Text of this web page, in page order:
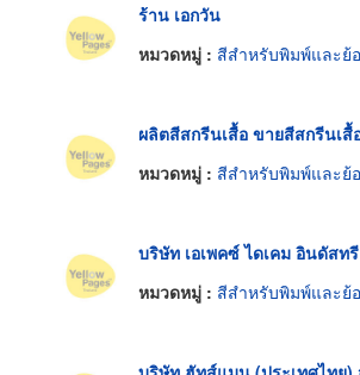
ร้าน เอกวัน
หมวดหมู่ : สีสำหรับพิมพ์และย้
ผลิตสีสกรีนเสื้อ ขายสีสกรีนเสื้
หมวดหมู่ : สีสำหรับพิมพ์และย้
บริษัท เอเพคซ์ ไดเคม อินดัสท
หมวดหมู่ : สีสำหรับพิมพ์และย้